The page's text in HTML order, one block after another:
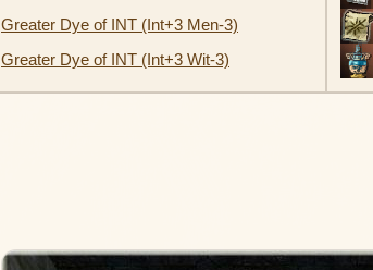
Greater Dye of INT (Int+3 Men-3)
Greater Dye of INT (Int+3 Wit-3)